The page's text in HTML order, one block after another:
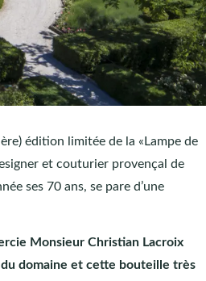
édition limitée de la «Lampe de
et couturier provençal de
ses 70 ans, se pare d’une
Monsieur Christian Lacroix
domaine et cette bouteille très